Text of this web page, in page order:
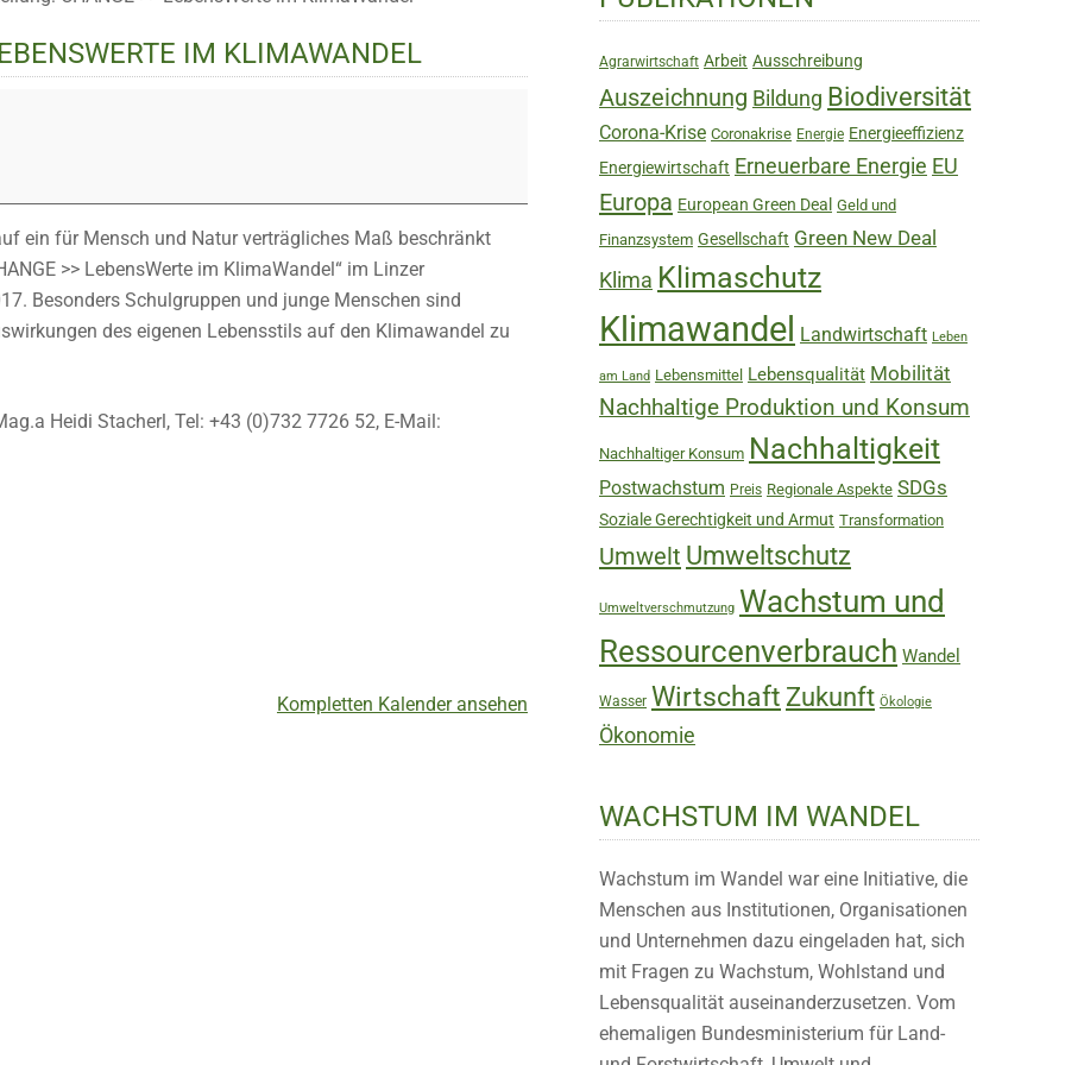
IM KLIMAWANDEL
ein für Mensch und Natur verträgliches Maß beschränkt
>> LebensWerte im KlimaWandel“ im Linzer
Besonders Schulgruppen und junge Menschen sind
des eigenen Lebensstils auf den Klimawandel zu
Heidi Stacherl, Tel: +43 (0)732 7726 52, E-Mail:
Kompletten Kalender ansehen
Sidebar
Agrarwirtschaft Arbeit Ausschreibung
Auszeichnung Bildung Biodiversität
Corona-Krise Coronakrise Energie Energieeffizienz
Energiewirtschaft Erneuerbare Energie EU
Europa European Green Deal Geld und
Finanzsystem Gesellschaft Green New Deal
Klima Klimaschutz
Klimawandel Landwirtschaft Leben
am Land Lebensmittel Lebensqualität Mobilität
Nachhaltige Produktion und Konsum
Nachhaltiger Konsum Nachhaltigkeit
Postwachstum Preis Regionale Aspekte SDGs
Soziale Gerechtigkeit und Armut Transformation
Umwelt Umweltschutz
Umweltverschmutzung Wachstum und
Ressourcenverbrauch Wandel
Wasser Wirtschaft Zukunft Ökologie
Ökonomie
WACHSTUM IM WANDEL
Wachstum im Wandel war eine Initiative, die
Menschen aus Institutionen, Organisationen
und Unternehmen dazu eingeladen hat, sich
mit Fragen zu Wachstum, Wohlstand und
Lebensqualität auseinanderzusetzen. Vom
ehemaligen Bundesministerium für Land-